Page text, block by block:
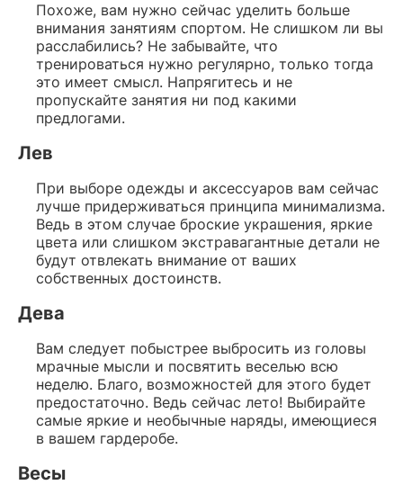
Похоже, вам нужно сейчас уделить больше
внимания занятиям спортом. Не слишком ли вы
расслабились? Не забывайте, что
тренироваться нужно регулярно, только тогда
это имеет смысл. Напрягитесь и не
пропускайте занятия ни под какими
предлогами.
Лев
При выборе одежды и аксессуаров вам сейчас
лучше придерживаться принципа минимализма.
Ведь в этом случае броские украшения, яркие
цвета или слишком экстравагантные детали не
будут отвлекать внимание от ваших
собственных достоинств.
Дева
Вам следует побыстрее выбросить из головы
мрачные мысли и посвятить веселью всю
неделю. Благо, возможностей для этого будет
предостаточно. Ведь сейчас лето! Выбирайте
самые яркие и необычные наряды, имеющиеся
в вашем гардеробе.
Весы